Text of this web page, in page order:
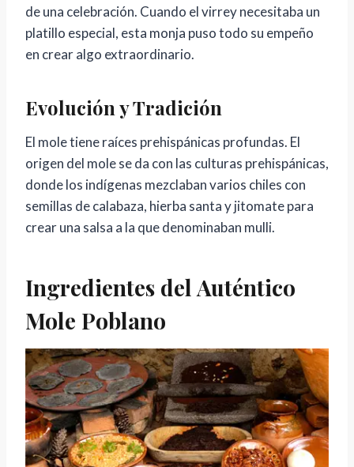
de una celebración. Cuando el virrey necesitaba un
platillo especial, esta monja puso todo su empeño
en crear algo extraordinario.
Evolución y Tradición
El mole tiene raíces prehispánicas profundas. El
origen del mole se da con las culturas prehispánicas,
donde los indígenas mezclaban varios chiles con
semillas de calabaza, hierba santa y jitomate para
crear una salsa a la que denominaban mulli.
Ingredientes del Auténtico
Mole Poblano